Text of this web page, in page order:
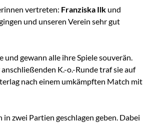
vertreten: Franziska Ilk und
und unseren Verein sehr gut
gewann alle ihre Spiele souverän.
anschließenden K.-o.-Runde traf sie auf
nach einem umkämpften Match mit
zwei Partien geschlagen geben. Dabei